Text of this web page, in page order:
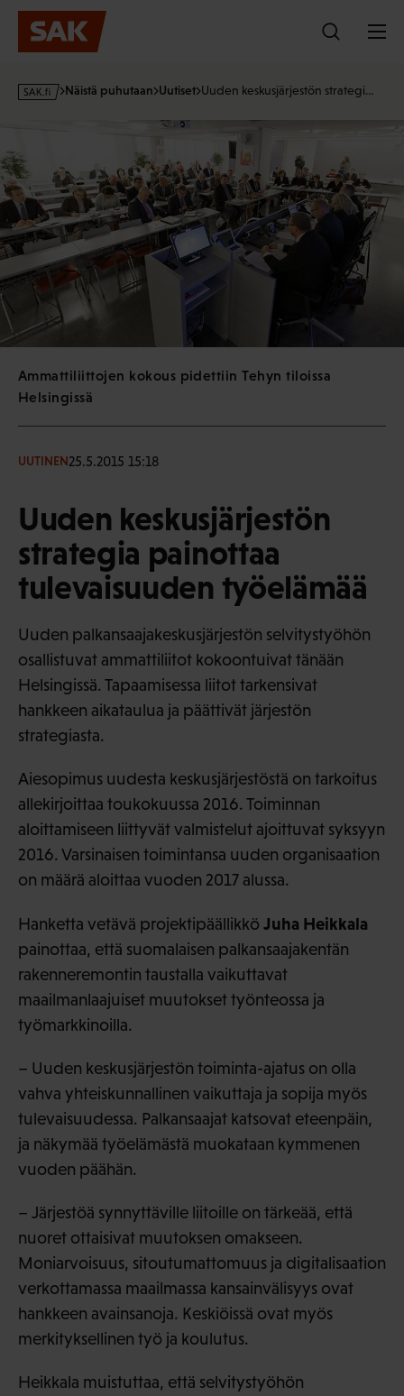
Hyppää
sisältöön
s
f
i
Näistä puhutaan Uutiset Uuden keskusjärjestön strategi…
Ammattiliittojen kokous pidettiin Tehyn tiloissa
Helsingissä
UUTINEN25.5.2015 15:18
Uuden keskusjärjestön
strategia painottaa
tulevaisuuden työelämää
Uuden palkansaajakeskusjärjestön selvitystyöhön
osallistuvat ammattiliitot kokoontuivat tänään
Helsingissä. Tapaamisessa liitot tarkensivat
hankkeen aikataulua ja päättivät järjestön
strategiasta.
Aiesopimus uudesta keskusjärjestöstä on tarkoitus
allekirjoittaa toukokuussa 2016. Toiminnan
aloittamiseen liittyvät valmistelut ajoittuvat syksyyn
2016. Varsinaisen toimintansa uuden organisaation
on määrä aloittaa vuoden 2017 alussa.
Hanketta vetävä projektipäällikkö Juha Heikkala
painottaa, että suomalaisen palkansaajakentän
rakenneremontin taustalla vaikuttavat
maailmanlaajuiset muutokset työnteossa ja
työmarkkinoilla.
– Uuden keskusjärjestön toiminta-ajatus on olla
vahva yhteiskunnallinen vaikuttaja ja sopija myös
tulevaisuudessa. Palkansaajat katsovat eteenpäin,
ja näkymää työelämästä muokataan kymmenen
vuoden päähän.
– Järjestöä synnyttäville liitoille on tärkeää, että
nuoret ottaisivat muutoksen omakseen.
Moniarvoisuus, sitoutumattomuus ja digitalisaation
verkottamassa maailmassa kansainvälisyys ovat
hankkeen avainsanoja. Keskiöissä ovat myös
merkityksellinen työ ja koulutus.
Heikkala muistuttaa, että selvitystyöhön